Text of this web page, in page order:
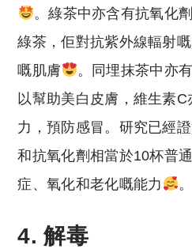
。綠茶中亦含有抗氧化
綠茶，佢對抗紫外線輻射
嘅肌膚
。同埋抹茶中亦
以幫助美白皮膚，維生素
力，預防感冒。研究已經
和抗氧化劑相當於10杯普
症、氧化和老化嘅能力
。
4. 解毒